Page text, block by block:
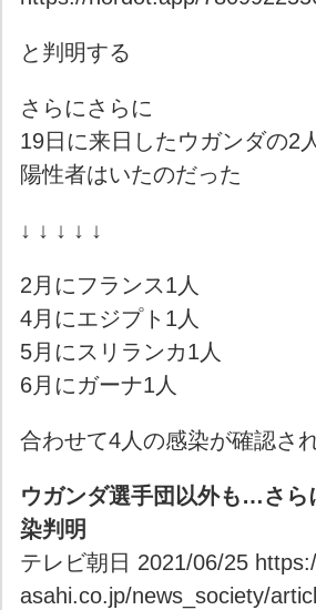
と判明する
さらにさらに
19日に来日したウガンダの2
陽性者はいたのだった
↓ ↓ ↓ ↓ ↓
2月にフランス1人
4月にエジプト1人
5月にスリランカ1人
6月にガーナ1人
合わせて4人の感染が確認さ
ウガンダ選手団以外も…さら
染判明
テレビ朝日 2021/06/25
asahi.co.jp/news_society/